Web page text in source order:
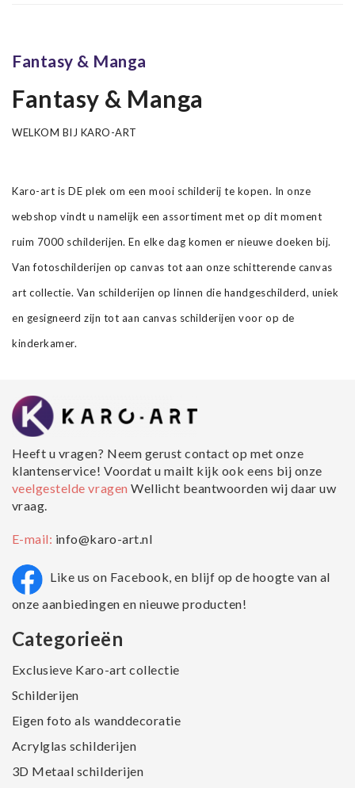
Fantasy & Manga
Fantasy & Manga
WELKOM BIJ KARO-ART
Karo-art is DE plek om een mooi schilderij te kopen. In onze
webshop vindt u namelijk een assortiment met op dit moment
ruim 7000 schilderijen. En elke dag komen er nieuwe doeken bij.
Van fotoschilderijen op canvas tot aan onze schitterende canvas
art collectie. Van schilderijen op linnen die handgeschilderd, uniek
en gesigneerd zijn tot aan canvas schilderijen voor op de
kinderkamer.
Heeft u vragen? Neem gerust contact op met onze
klantenservice! Voordat u mailt kijk ook eens bij onze
veelgestelde vragenWellicht beantwoorden wij daar uw
vraag.
E-mail: info@karo-art.nl
Like us on Facebook, en blijf op de hoogte van al
onze aanbiedingen en nieuwe producten!
Categorieën
Exclusieve Karo-art collectie
Schilderijen
Eigen foto als wanddecoratie
Acrylglas schilderijen
3D Metaal schilderijen